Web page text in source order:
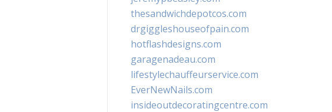
thesandwichdepotcos.com
drgiggleshouseofpain.com
hotflashdesigns.com
garagenadeau.com
lifestylechauffeurservice.com
EverNewNails.com
insideoutdecoratingcentre.com